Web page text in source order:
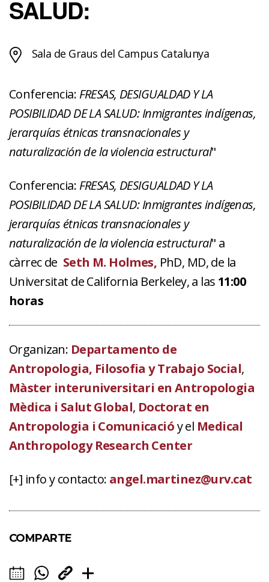
SALUD:
Sala de Graus del Campus Catalunya
Conferencia: FRESAS, DESIGUALDAD Y LA
POSIBILIDAD DE LA SALUD: Inmigrantes indígenas,
jerarquías étnicas transnacionales y
naturalización de la violencia estructural"
Conferencia: FRESAS, DESIGUALDAD Y LA
POSIBILIDAD DE LA SALUD: Inmigrantes indígenas,
jerarquías étnicas transnacionales y
naturalización de la violencia estructural" a
càrrec de Seth M. Holmes, PhD, MD, de la
Universitat de California Berkeley, a las 11:00
horas
Organizan: Departamento de
Antropologia, Filosofia y Trabajo Social,
Màster interuniversitari en Antropologia
Mèdica i Salut Global, Doctorat en
Antropologia i Comunicacióy el Medical
Anthropology Research Center
[+] info y contacto: angel.martinez@urv.cat
COMPARTE